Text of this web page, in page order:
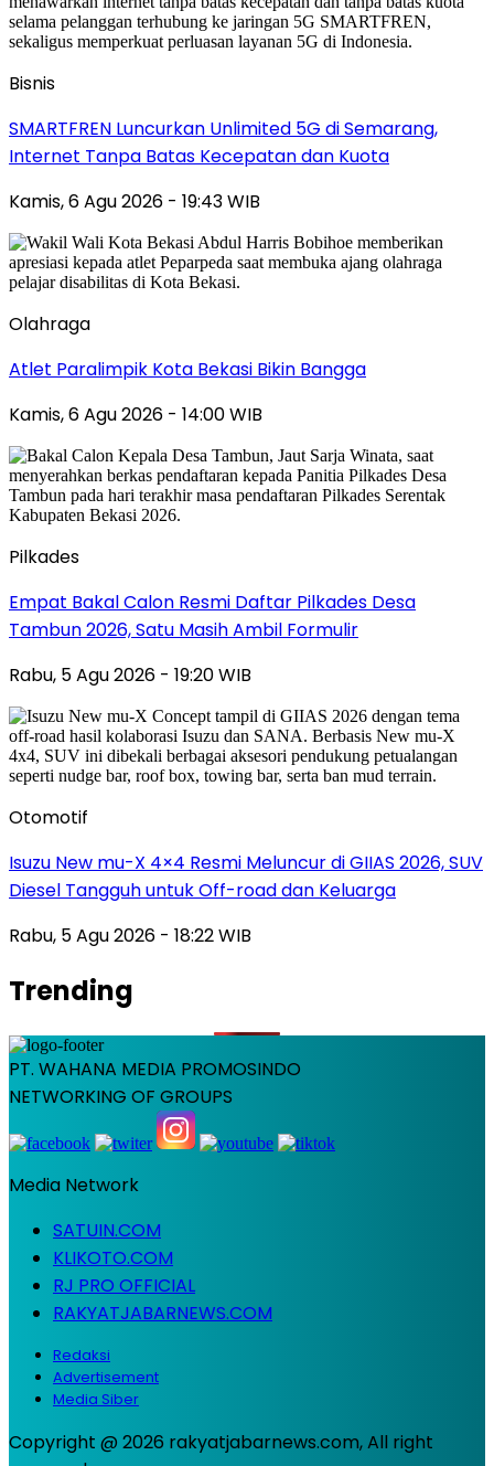
Bisnis
SMARTFREN Luncurkan Unlimited 5G di Semarang,
Internet Tanpa Batas Kecepatan dan Kuota
Kamis, 6 Agu 2026 - 19:43 WIB
Olahraga
Atlet Paralimpik Kota Bekasi Bikin Bangga
Kamis, 6 Agu 2026 - 14:00 WIB
Pilkades
Empat Bakal Calon Resmi Daftar Pilkades Desa
Tambun 2026, Satu Masih Ambil Formulir
Rabu, 5 Agu 2026 - 19:20 WIB
Otomotif
Isuzu New mu-X 4×4 Resmi Meluncur di GIIAS 2026, SUV
Diesel Tangguh untuk Off-road dan Keluarga
Rabu, 5 Agu 2026 - 18:22 WIB
Trending
PT. WAHANA MEDIA PROMOSINDO
NETWORKING OF GROUPS
Media Network
SATUIN.COM
KLIKOTO.COM
RJ PRO OFFICIAL
RAKYATJABARNEWS.COM
Redaksi
Advertisement
Media Siber
Copyright @ 2026 rakyatjabarnews.com, All right